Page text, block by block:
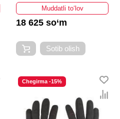
Muddatli to‘lov
18 625 so‘m
Sotib olish
Chegirma -15%